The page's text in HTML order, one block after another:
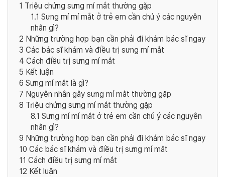
1 Triệu chứng sưng mí mắt thường gặp
1.1 Sưng mí mí mắt ở trẻ em cần chú ý các nguyên
nhân gì?
2 Những trường hợp bạn cần phải đi khám bác sĩ ngay
3 Các bác sĩ khám và điều trị sưng mí mắt
4 Cách điều trị sưng mí mắt
5 Kết luận
6 Sưng mí mắt là gì?
7 Nguyên nhân gây sưng mí mắt thường gặp
8 Triệu chứng sưng mí mắt thường gặp
8.1 Sưng mí mí mắt ở trẻ em cần chú ý các nguyên
nhân gì?
9 Những trường hợp bạn cần phải đi khám bác sĩ ngay
10 Các bác sĩ khám và điều trị sưng mí mắt
11 Cách điều trị sưng mí mắt
12 Kết luận